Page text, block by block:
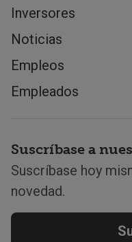
Inversores
Noticias
Empleos
Empleados
Suscríbase a
Suscríbase hoy
novedad.